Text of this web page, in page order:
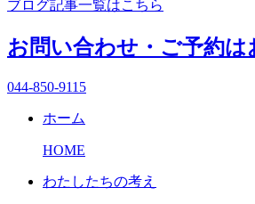
ブログ記事一覧はこちら
お問い合わせ・ご予約は
044-850-9115
ホーム
HOME
わたしたちの考え